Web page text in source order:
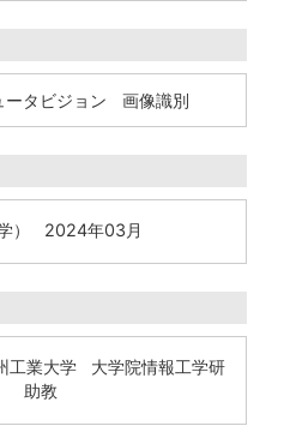
ータビジョン 画像識別
） 2024年03月
工業大学 大学院情報工学研
助教